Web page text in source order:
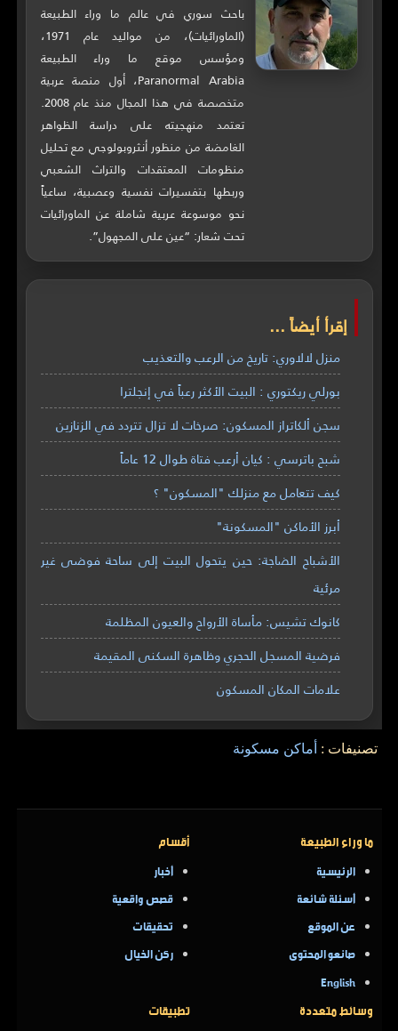
باحث سوري في عالم ما وراء الطبيعة
(الماورائيات)، من مواليد عام 1971،
ومؤسس موقع ما وراء الطبيعة
Paranormal Arabia، أول منصة عربية
متخصصة في هذا المجال منذ عام 2008.
تعتمد منهجيته على دراسة الظواهر
الغامضة من منظور أنثروبولوجي مع تحليل
منظومات المعتقدات والتراث الشعبي
وربطها بتفسيرات نفسية وعصبية، ساعياً
نحو موسوعة عربية شاملة عن الماورائيات
تحت شعار: “عين على المجهول”.
إقرأ أيضاً ...
منزل لالاوري: تاريخ من الرعب والتعذيب
بورلي ريكتوري : البيت الأكثر رعباً في إنجلترا
سجن ألكاتراز المسكون: صرخات لا تزال تتردد في الزنازين
شبح باترسي : كيان أرعب فتاة طوال 12 عاماً
كيف تتعامل مع منزلك "المسكون" ؟
أبرز الأماكن "المسكونة"
الأشباح الضاجة: حين يتحول البيت إلى ساحة فوضى غير
مرئية
كانوك تشيس: مأساة الأرواح والعيون المظلمة
فرضية المسجل الحجري وظاهرة السكنى المقيمة
علامات المكان المسكون
تصنيفات : أماكن مسكونة
ما وراء الطبيعة
الرئيسية
أسئلة شائعة
عن الموقع
صانعو المحتوى
English
أقسام
أخبار
قصص واقعية
تحقيقات
ركن الخيال
وسائط متعددة تطبيقات